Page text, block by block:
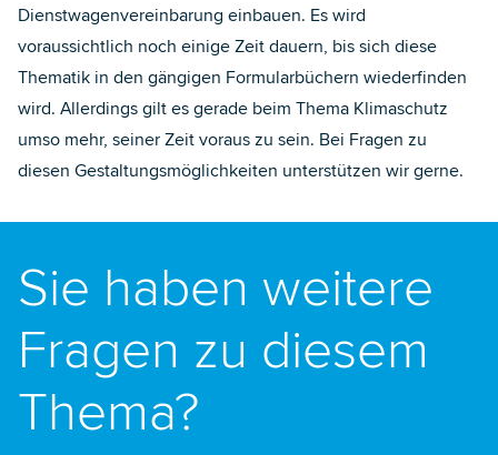
Dienstwagenvereinbarung einbauen. Es wird
voraussichtlich noch einige Zeit dauern, bis sich diese
Thematik in den gängigen Formularbüchern wiederfinden
wird. Allerdings gilt es gerade beim Thema Klimaschutz
umso mehr, seiner Zeit voraus zu sein. Bei Fragen zu
diesen Gestaltungsmöglichkeiten unterstützen wir gerne.
Sie haben weitere
Fragen zu diesem
Thema?